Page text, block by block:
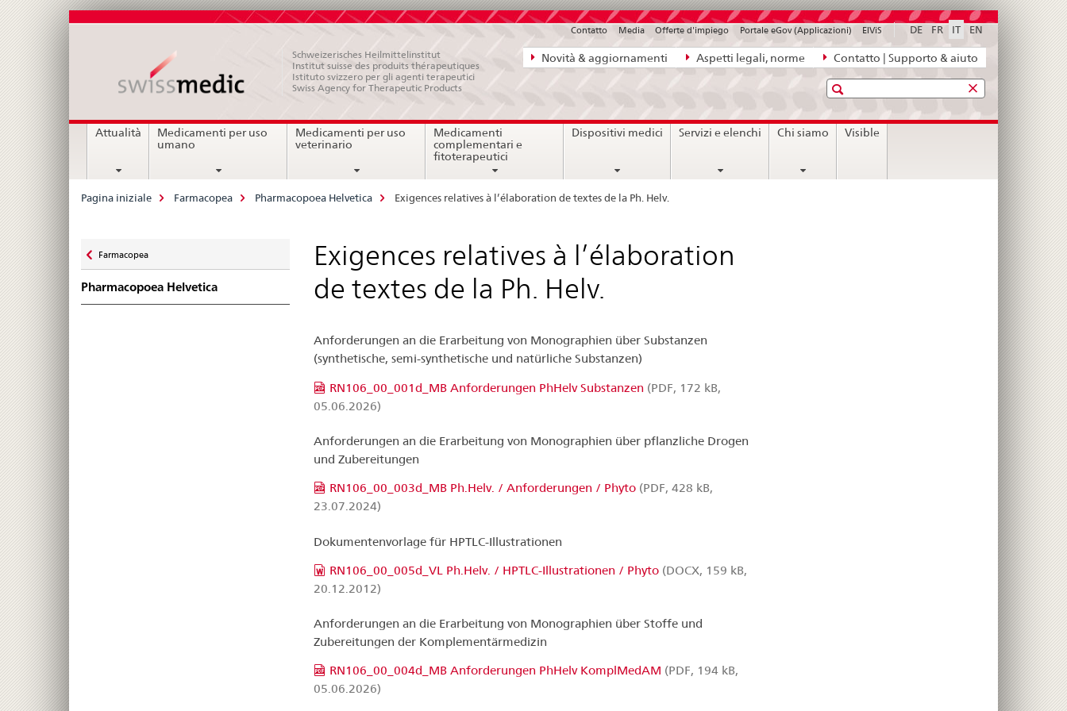
Navigazione
diretta:
aspetti
Novità & aggiornamenti Aspetti legali, norme Contatto | Supporto & aiuto
DE FR IT EN
Contatto Media Offerte d'impiego Portale eGov (Applicazioni) ElViS
Schweizerisches Heilmittelinstitut
Institut suisse des produits thérapeutiques
Istituto svizzero per gli agenti terapeutici
Swiss Agency for Therapeutic Products
Ricerca
Navigation
Attualità
Medicamenti per uso
umano
Medicamenti per uso
veterinario
Medicamenti
complementari e
fitoterapeutici
Dispositivi medici Servizi e elenchi Chi siamo Visible
Breadcrumb
Pagina iniziale Farmacopea Pharmacopoea Helvetica Exigences relatives à l’élaboration de textes de la Ph. Helv.
zu
Farmacopea
Pharmacopoea Helvetica
Exigences relatives à l’élaboration
de textes de la Ph. Helv.
Anforderungen an die Erarbeitung von Monographien über Substanzen
(synthetische, semi-synthetische und natürliche Substanzen)
RN106_00_001d_MB Anforderungen PhHelv Substanzen (PDF, 172 kB,
05.06.2026)
Anforderungen an die Erarbeitung von Monographien über pflanzliche Drogen
und Zubereitungen
RN106_00_003d_MB Ph.Helv. / Anforderungen / Phyto(PDF, 428 kB,
23.07.2024)
Dokumentenvorlage für HPTLC-Illustrationen
RN106_00_005d_VL Ph.Helv. / HPTLC-Illustrationen / Phyto(DOCX, 159 kB,
20.12.2012)
Anforderungen an die Erarbeitung von Monographien über Stoffe und
Zubereitungen der Komplementärmedizin
RN106_00_004d_MB Anforderungen PhHelv KomplMedAM (PDF, 194 kB,
05.06.2026)